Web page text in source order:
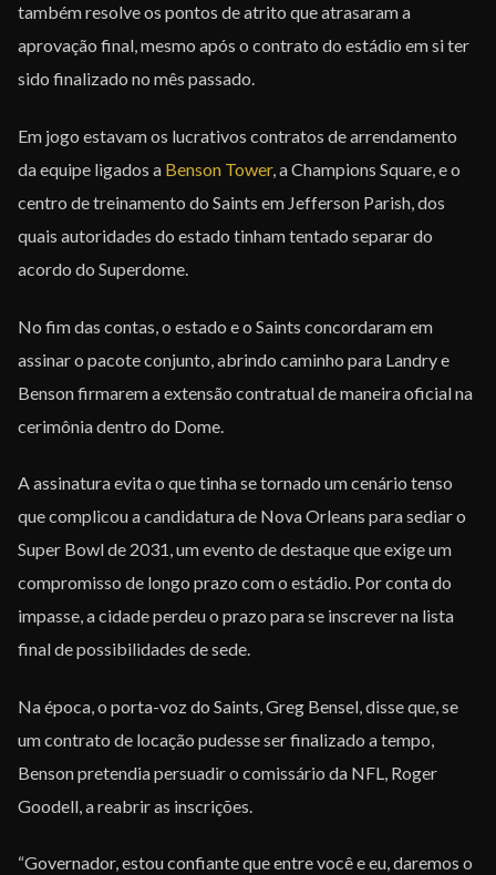
também resolve os pontos de atrito que atrasaram a
aprovação final, mesmo após o contrato do estádio em si ter
sido finalizado no mês passado.
Em jogo estavam os lucrativos contratos de arrendamento
da equipe ligados a Benson Tower, a Champions Square, e o
centro de treinamento do Saints em Jefferson Parish, dos
quais autoridades do estado tinham tentado separar do
acordo do Superdome.
No fim das contas, o estado e o Saints concordaram em
assinar o pacote conjunto, abrindo caminho para Landry e
Benson firmarem a extensão contratual de maneira oficial na
cerimônia dentro do Dome.
A assinatura evita o que tinha se tornado um cenário tenso
que complicou a candidatura de Nova Orleans para sediar o
Super Bowl de 2031, um evento de destaque que exige um
compromisso de longo prazo com o estádio. Por conta do
impasse, a cidade perdeu o prazo para se inscrever na lista
final de possibilidades de sede.
Na época, o porta-voz do Saints, Greg Bensel, disse que, se
um contrato de locação pudesse ser finalizado a tempo,
Benson pretendia persuadir o comissário da NFL, Roger
Goodell, a reabrir as inscrições.
“Governador, estou confiante que entre você e eu, daremos o